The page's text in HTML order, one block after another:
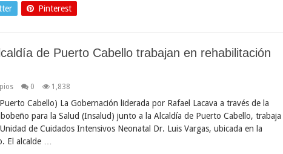
Pinterest
de Puerto Cabello trabajan en rehabilitación
0 1,838
Cabello) La Gobernación liderada por Rafael Lacava a través de la
para la Salud (Insalud) junto a la Alcaldía de Puerto Cabello, trabaja
de Cuidados Intensivos Neonatal Dr. Luis Vargas, ubicada en la
El alcalde …